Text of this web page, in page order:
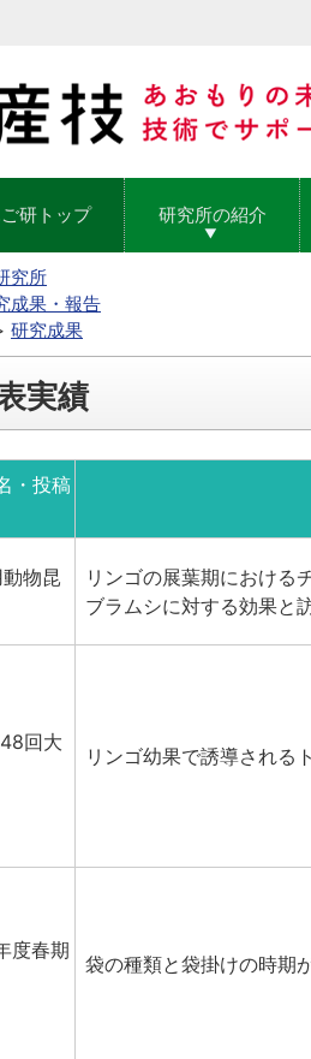
研トップ 研究所の紹介
究所
成果・報告
研究成果
実績
・投稿
物昆
リンゴの展葉期における
ブラムシに対する効果と
回大
リンゴ幼果で誘導される
度春期
袋の種類と袋掛けの時期